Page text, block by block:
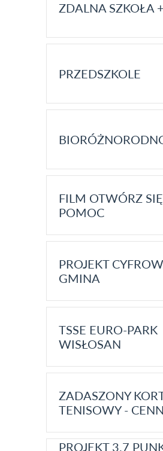
ZDALNA SZKOŁA +
PRZEDSZKOLE
FILM OTWÓRZ
POMOC
PROJEKT
GMINA
TSSE EURO-PARK
WISŁOSAN
ZADASZONY
TENISOWY -
PROJEKT 3.7